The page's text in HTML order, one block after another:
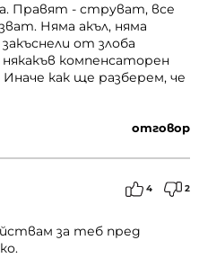
Правят - струват, все
Няма акъл, няма
от злоба
компенсаторен
как ще разберем, че
отговор
4 2
за теб пред